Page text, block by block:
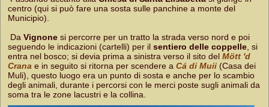
centro (qui si può fare una sosta sulle panchine a monte del
Municipio).
Da Vignone si percorre per un tratto la strada verso nord e poi
seguendo le indicazioni (cartelli) per il sentiero delle coppelle, si
entra nel bosco; si devia prima a sinistra verso il sito del Mött 'd
Crana e in seguito si ritorna per scendere a Cá di Muii (Casa dei
Muli), questo luogo era un punto di sosta e anche per lo scambio
degli animali, durante i percorsi con le merci poste sugli animali da
soma tra le zone lacustri e la collina.